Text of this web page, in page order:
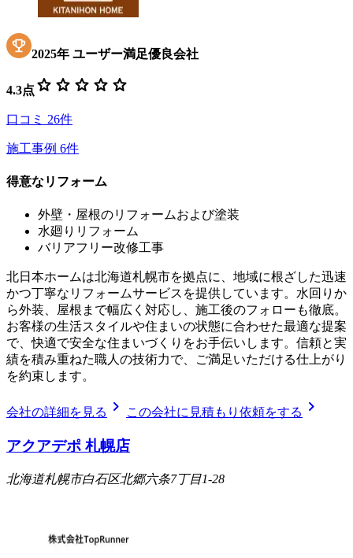
2025年 ユーザー満足優良会社
4.3点 star star star star star
口コミ 26件
施工事例 6件
得意なリフォーム
外壁・屋根のリフォームおよび塗装
水廻りリフォーム
バリアフリー改修工事
北日本ホームは北海道札幌市を拠点に、地域に根ざした迅速
かつ丁寧なリフォームサービスを提供しています。水回りか
ら外装、屋根まで幅広く対応し、施工後のフォローも徹底。
お客様の生活スタイルや住まいの状態に合わせた最適な提案
で、快適で安全な住まいづくりをお手伝いします。信頼と実
績を積み重ねた職人の技術力で、ご満足いただける仕上がり
を約束します。
会社の詳細を見る chevron_right この会社に見積もり依頼をする chevron_right
アクアデポ 札幌店
北海道札幌市白石区北郷六条7丁目1-28